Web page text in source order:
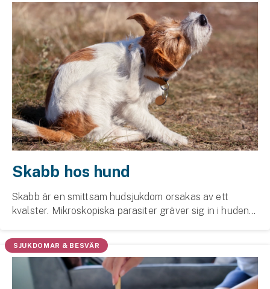
Skabb hos hund
Skabb är en smittsam hud­sjukdom orsakas av ett
kvalster. Mikroskopiska parasiter gräver sig in i huden
förändringar.
SJUKDOMAR & BESVÄR